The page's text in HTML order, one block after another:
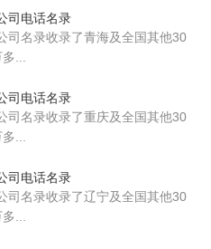
司电话名录
司名录收录了青海及全国其他30
...
司电话名录
司名录收录了重庆及全国其他30
...
司电话名录
司名录收录了辽宁及全国其他30
...